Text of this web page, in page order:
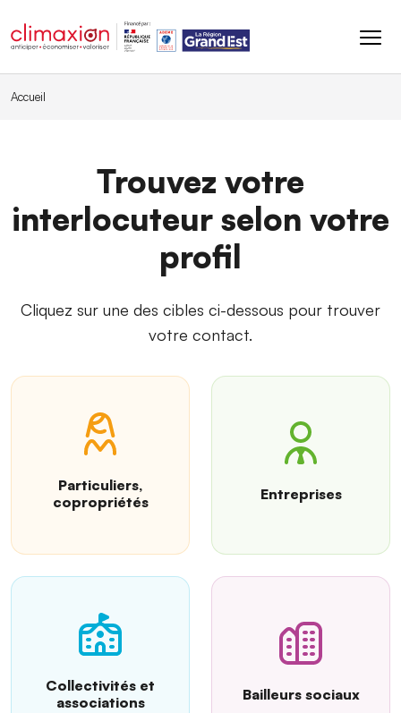
Accueil
Trouvez votre
interlocuteur selon votre
profil
Cliquez sur une des cibles ci-dessous pour trouver
votre contact.
Particuliers,
copropriétés
Entreprises
Collectivités et
associations
Bailleurs sociaux